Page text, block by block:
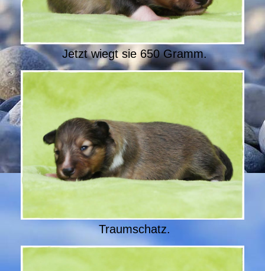
Jetzt wiegt sie 650 Gramm.
Traumschatz.